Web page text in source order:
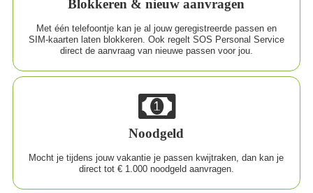
Blokkeren & nieuw aanvragen
Met één telefoontje kan je al jouw geregistreerde passen en
SIM-kaarten laten blokkeren. Ook regelt SOS Personal Service
direct de aanvraag van nieuwe passen voor jou.
Noodgeld
Mocht je tijdens jouw vakantie je passen kwijtraken, dan kan je
direct tot € 1.000 noodgeld aanvragen.